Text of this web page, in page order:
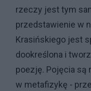
rzeczy jest tym
przedstawienie w
Krasińskiego jest
dookreślona i
poezję. Pojęcia są
w metafizykę -